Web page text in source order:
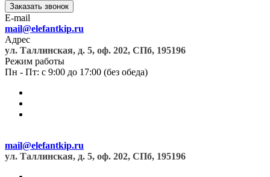
Заказать звонок
E-mail
mail@elefantkip.ru
Адрес
ул. Таллинская, д. 5, оф. 202, СПб, 195196
Режим работы
Пн - Пт: с 9:00 до 17:00 (без обеда)
mail@elefantkip.ru
ул. Таллинская, д. 5, оф. 202, СПб, 195196